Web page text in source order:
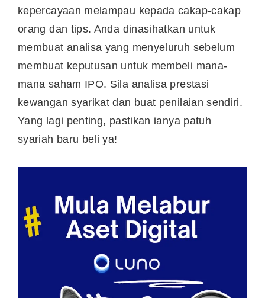
kepercayaan melampau kepada cakap-cakap
orang dan tips. Anda dinasihatkan untuk
membuat analisa yang menyeluruh sebelum
membuat keputusan untuk membeli mana-
mana saham IPO. Sila analisa prestasi
kewangan syarikat dan buat penilaian sendiri.
Yang lagi penting, pastikan ianya patuh
syariah baru beli ya!